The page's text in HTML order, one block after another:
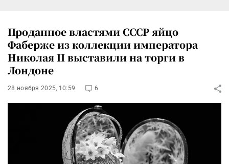
Проданное властями СССР яйцо
Фаберже из коллекции императора
Николая II выставили на торги в
Лондоне
28 ноября 2025, 10:59 6